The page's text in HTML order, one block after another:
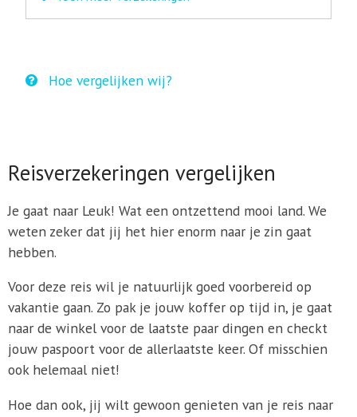
Hoe vergelijken wij?
Reisverzekeringen vergelijken
Je gaat naar Leuk! Wat een ontzettend mooi land. We
weten zeker dat jij het hier enorm naar je zin gaat
hebben.
Voor deze reis wil je natuurlijk goed voorbereid op
vakantie gaan. Zo pak je jouw koffer op tijd in, je gaat
naar de winkel voor de laatste paar dingen en checkt
jouw paspoort voor de allerlaatste keer. Of misschien
ook helemaal niet!
Hoe dan ook, jij wilt gewoon genieten van je reis naar